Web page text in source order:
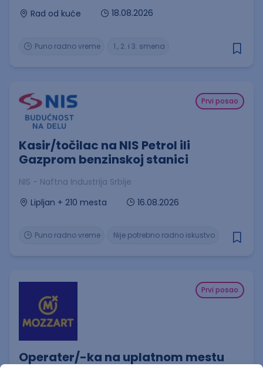
Rad od kuće
18.08.2026
1., 2. i 3. smena
Puno radno vreme
Prvi posao
Kasir/točilac na NIS Petrol ili
Gazprom benzinskoj stanici
NIS - Naftna Industrija Srbije
Lipljan + 210 mesta
16.08.2026
Nije potrebno radno iskustvo
Puno radno vreme
Prvi posao
Operater/-ka na uplatnom mestu